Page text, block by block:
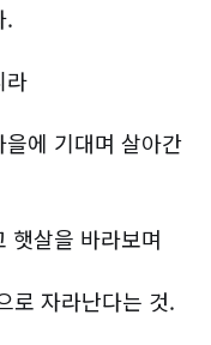
.
라
에 기대며 살아간
햇살을 바라보며
로 자라난다는 것.